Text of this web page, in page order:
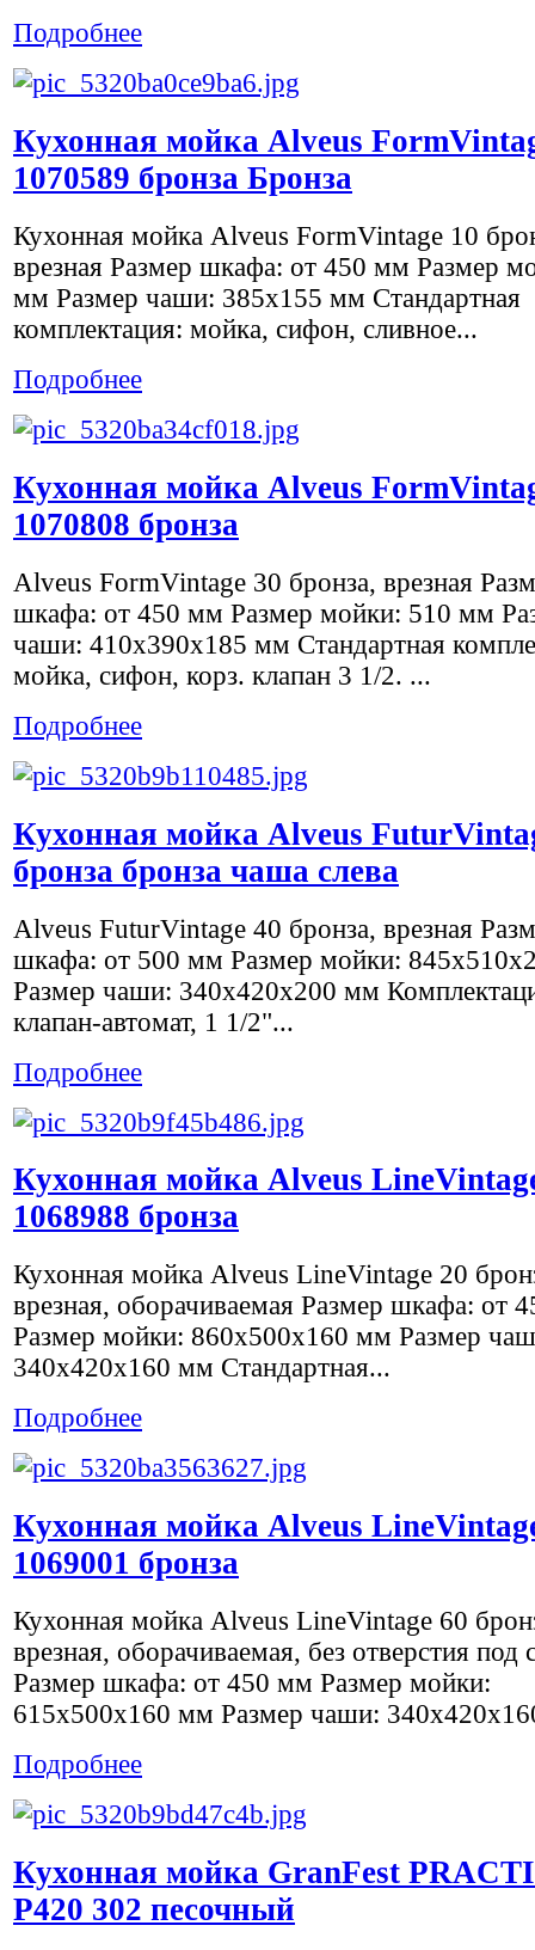
Подробнее
Кухонная мойка Alveus
1070589 бронза Бронза
Кухонная мойка Alveus FormVintage 10
врезная Размер шкафа: от 450 мм Размер
мм Размер чаши: 385х155 мм Стандартная
комплектация: мойка, сифон, сливное...
Подробнее
Кухонная мойка Alveus
1070808 бронза
Alveus FormVintage 30 бронза, врезная
шкафа: от 450 мм Размер мойки: 510 мм
чаши: 410х390х185 мм Стандартная
мойка, сифон, корз. клапан 3 1/2. ...
Подробнее
Кухонная мойка Alveus
бронза бронза чаша слева
Alveus FuturVintage 40 бронза, врезная
шкафа: от 500 мм Размер мойки:
Размер чаши: 340х420х200 мм
клапан-автомат, 1 1/2"...
Подробнее
Кухонная мойка Alveus
1068988 бронза
Кухонная мойка Alveus LineVintage 20
врезная, оборачиваемая Размер шкафа: от
Размер мойки: 860х500х160 мм Размер
340х420х160 мм Стандартная...
Подробнее
Кухонная мойка Alveus
1069001 бронза
Кухонная мойка Alveus LineVintage 60
врезная, оборачиваемая, без отверстия под
Размер шкафа: от 450 мм Размер мойки:
615х500х160 мм Размер чаши:
Подробнее
Кухонная мойка GranFest
P420 302 песочный